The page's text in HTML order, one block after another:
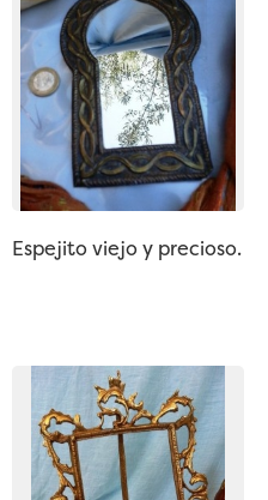
Espejito viejo y precioso.